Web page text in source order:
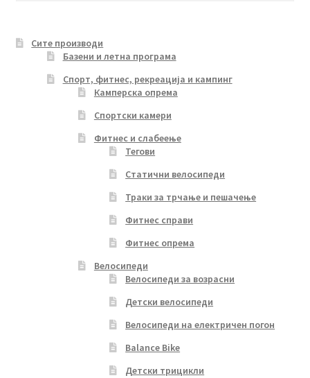
Сите производи
Базени и летна програма
Спорт, фитнес, рекреација и кампинг
Камперска опрема
Спортски камери
Фитнес и слабеење
Тегови
Статични велосипеди
Траки за трчање и пешачење
Фитнес справи
Фитнес опрема
Велосипеди
Велосипеди за возрасни
Детски велосипеди
Велосипеди на електричен погон
Balance Bike
Детски трицикли